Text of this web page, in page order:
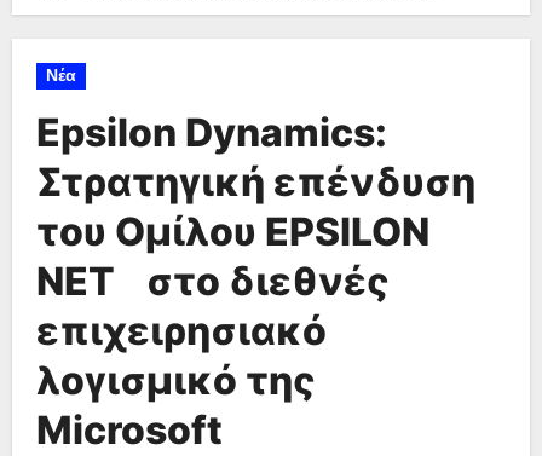
Νέα
Epsilon Dynamics:
Στρατηγική επένδυση
του Ομίλου EPSILON
NET στο διεθνές
επιχειρησιακό
λογισμικό της
Microsoft